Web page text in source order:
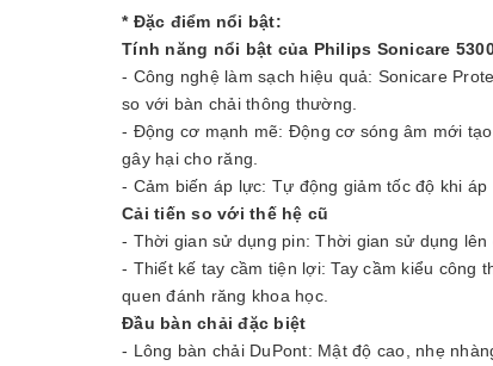
* Đặc điểm nổi bật:
Tính năng nổi bật của Philips Sonicare
- Công nghệ làm sạch hiệu quả: Sonicare
so với bàn chải thông thường.
- Động cơ mạnh mẽ: Động cơ sóng âm mới
gây hại cho răng.
- Cảm biến áp lực: Tự động giảm tốc độ khi
Cải tiến so với thế hệ cũ
- Thời gian sử dụng pin: Thời gian sử dụng
- Thiết kế tay cầm tiện lợi: Tay cầm kiểu công
quen đánh răng khoa học.
Đầu bàn chải đặc biệt
- Lông bàn chải DuPont: Mật độ cao, nhẹ